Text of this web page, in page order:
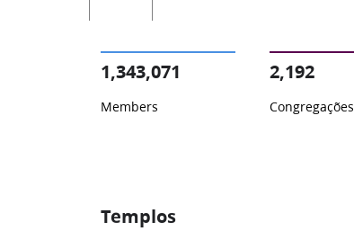
1,343,071
Members
2,192
Congregações
Templos